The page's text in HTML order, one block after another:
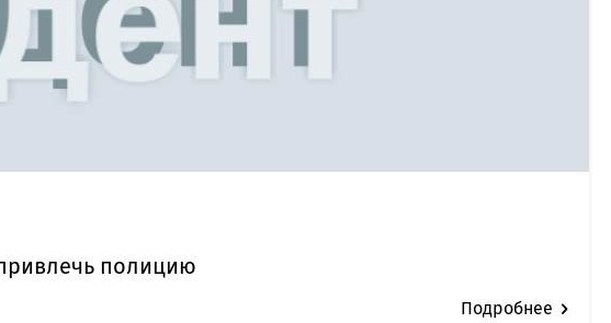
полицию
Подробнее